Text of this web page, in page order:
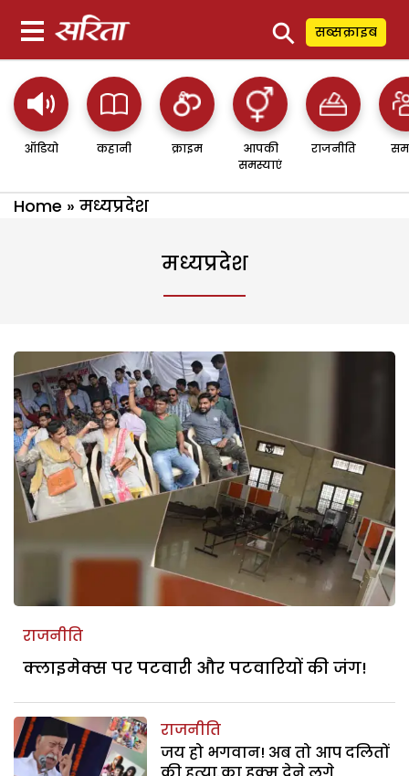
⚲ सब्सक्राइब
ऑडियो कहानी क्राइम
आपकी
समस्याएं
राजनीति
Home » मध्यप्रदेश
मध्यप्रदेश
राजनीति
क्लाइमेक्स पर पटवारी और पटवारियों की जंग!
राजनीति
जय हो भगवान! अब तो आप दलितों